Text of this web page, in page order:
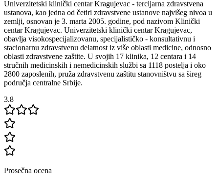
Univerzitetski klinički centar Kragujevac - tercijarna zdravstvena
ustanova, kao jedna od četiri zdravstvene ustanove najvišeg nivoa u
zemlji, osnovan je 3. marta 2005. godine, pod nazivom Klinički
centar Kragujevac. Univerzitetski klinički centar Kragujevac,
obavlja visokospecijalizovanu, specijalističko - konsultativnu i
stacionarnu zdravstvenu delatnost iz više oblasti medicine, odnosno
oblasti zdravstvene zaštite. U svojih 17 klinika, 12 centara i 14
stručnih medicinskih i nemedicinskih službi sa 1118 postelja i oko
2800 zaposlenih, pruža zdravstvenu zaštitu stanovništvu sa šireg
područja centralne Srbije.
3.8
Prosečna ocena